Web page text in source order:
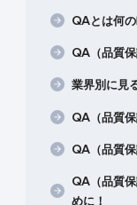
QAとは何
QA（品質
業界別に見
QA（品質
QA（品質
QA（品質
めに！